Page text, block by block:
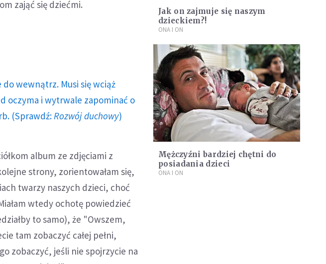
zająć się dziećmi.
do wewnątrz. Musi się wciąż
oczyma i wytrwale zapominać o
(Sprawdź: Rozwój duchowy)
album ze zdjęciami z
strony, zorientowałam się,
twarzy naszych dzieci, choć
wtedy ochotę powiedzieć
to samo), że "Owszem,
tam zobaczyć całej pełni,
zobaczyć, jeśli nie spojrzycie na
Jak on zajmuje się naszym
dzieckiem?!
ONA I ON
Mężczyźni bardziej chętni do
posiadania dzieci
ONA I ON